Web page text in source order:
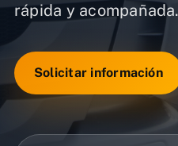
rápida y acompañada.
Solicitar información